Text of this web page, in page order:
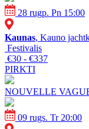
28 rugp. Pn 15:00
Kaunas, Kauno
Festivalis
€30 - €337
PIRKTI
NOUVELLE VAGUE
09 rugs. Tr 20:00